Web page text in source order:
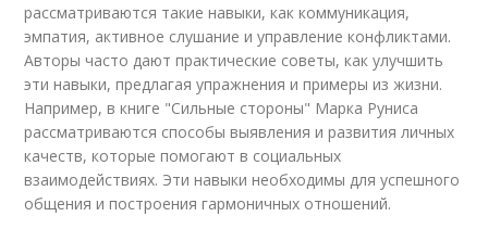
рассматриваются такие навыки, как коммуникация,
эмпатия, активное слушание и управление конфликтами.
Авторы часто дают практические советы, как улучшить
эти навыки, предлагая упражнения и примеры из жизни.
Например, в книге "Сильные стороны" Марка Руниса
рассматриваются способы выявления и развития личных
качеств, которые помогают в социальных
взаимодействиях. Эти навыки необходимы для успешного
общения и построения гармоничных отношений.